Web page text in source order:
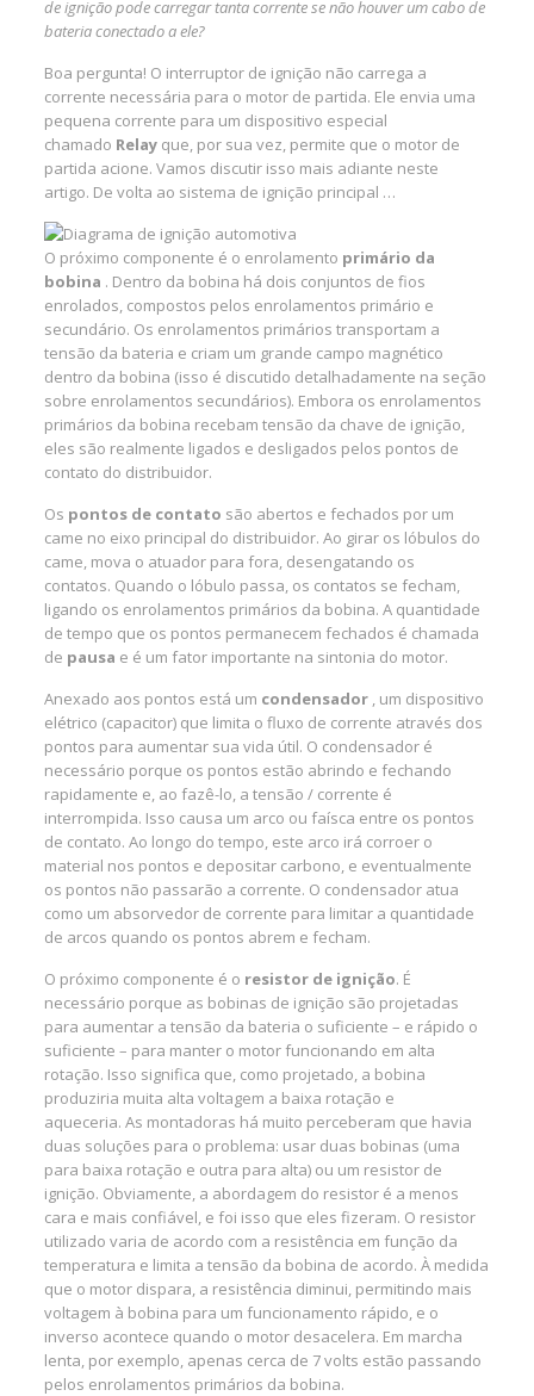
de ignição pode carregar tanta corrente se não houver um cabo de
bateria conectado a ele?
Boa pergunta! O interruptor de ignição não carrega a
corrente necessária para o motor de partida. Ele envia uma
pequena corrente para um dispositivo especial
chamado Relay que, por sua vez, permite que o motor de
partida acione. Vamos discutir isso mais adiante neste
artigo. De volta ao sistema de ignição principal …
O próximo componente é o enrolamento primário da
bobina . Dentro da bobina há dois conjuntos de fios
enrolados, compostos pelos enrolamentos primário e
secundário. Os enrolamentos primários transportam a
tensão da bateria e criam um grande campo magnético
dentro da bobina (isso é discutido detalhadamente na seção
sobre enrolamentos secundários). Embora os enrolamentos
primários da bobina recebam tensão da chave de ignição,
eles são realmente ligados e desligados pelos pontos de
contato do distribuidor.
Os pontos de contato são abertos e fechados por um
came no eixo principal do distribuidor. Ao girar os lóbulos do
came, mova o atuador para fora, desengatando os
contatos. Quando o lóbulo passa, os contatos se fecham,
ligando os enrolamentos primários da bobina. A quantidade
de tempo que os pontos permanecem fechados é chamada
de pausa e é um fator importante na sintonia do motor.
Anexado aos pontos está um condensador , um dispositivo
elétrico (capacitor) que limita o fluxo de corrente através dos
pontos para aumentar sua vida útil. O condensador é
necessário porque os pontos estão abrindo e fechando
rapidamente e, ao fazê-lo, a tensão / corrente é
interrompida. Isso causa um arco ou faísca entre os pontos
de contato. Ao longo do tempo, este arco irá corroer o
material nos pontos e depositar carbono, e eventualmente
os pontos não passarão a corrente. O condensador atua
como um absorvedor de corrente para limitar a quantidade
de arcos quando os pontos abrem e fecham.
O próximo componente é o resistor de ignição. É
necessário porque as bobinas de ignição são projetadas
para aumentar a tensão da bateria o suficiente – e rápido o
suficiente – para manter o motor funcionando em alta
rotação. Isso significa que, como projetado, a bobina
produziria muita alta voltagem a baixa rotação e
aqueceria. As montadoras há muito perceberam que havia
duas soluções para o problema: usar duas bobinas (uma
para baixa rotação e outra para alta) ou um resistor de
ignição. Obviamente, a abordagem do resistor é a menos
cara e mais confiável, e foi isso que eles fizeram. O resistor
utilizado varia de acordo com a resistência em função da
temperatura e limita a tensão da bobina de acordo. À medida
que o motor dispara, a resistência diminui, permitindo mais
voltagem à bobina para um funcionamento rápido, e o
inverso acontece quando o motor desacelera. Em marcha
lenta, por exemplo, apenas cerca de 7 volts estão passando
pelos enrolamentos primários da bobina.